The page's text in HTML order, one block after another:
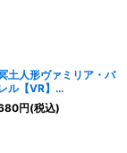
土人形ヴァミリア・バ
ル【VR】
{24EX128/89}《多》
円(税込)